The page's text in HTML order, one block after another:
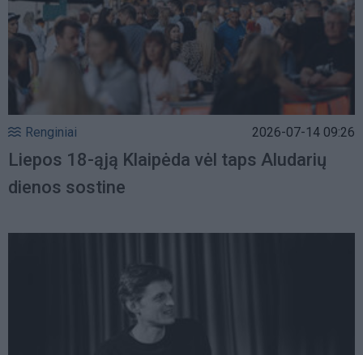
Renginiai 2026-07-14 09:26
Liepos 18-ąją Klaipėda vėl taps Aludarių
dienos sostine